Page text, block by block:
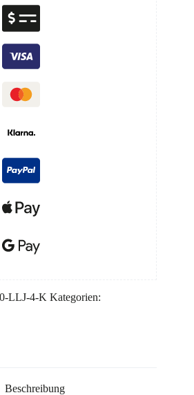
LLJ-4-K Kategorien:
Beschreibung